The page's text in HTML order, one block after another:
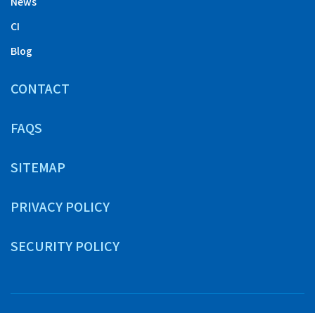
CI
Blog
CONTACT
FAQS
SITEMAP
PRIVACY POLICY
SECURITY POLICY